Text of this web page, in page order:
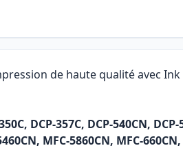
de haute qualité avec
DCP-357C, DCP-540CN, DCP-
MFC-5860CN, MFC-